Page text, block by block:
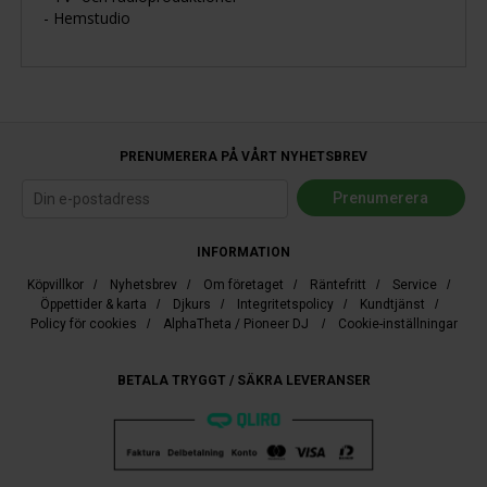
- Hemstudio
PRENUMERERA PÅ VÅRT NYHETSBREV
INFORMATION
Köpvillkor / Nyhetsbrev / Om företaget / Räntefritt / Service /
Öppettider & karta / Djkurs / Integritetspolicy / Kundtjänst /
Policy för cookies / AlphaTheta / Pioneer DJ / Cookie-inställningar
BETALA TRYGGT / SÄKRA LEVERANSER